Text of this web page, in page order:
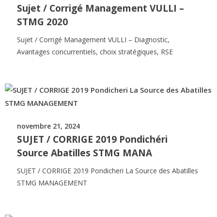
Sujet / Corrigé Management VULLI –
STMG 2020
Sujet / Corrigé Management VULLI – Diagnostic,
Avantages concurrentiels, choix stratégiques, RSE
novembre 21, 2024
SUJET / CORRIGE 2019 Pondichéri
Source Abatilles STMG MANA
SUJET / CORRIGE 2019 Pondicheri La Source des Abatilles
STMG MANAGEMENT